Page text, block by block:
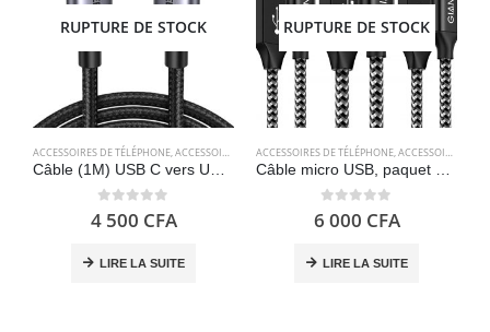
RUPTURE DE STOCK
ACCESSOIRES DE TÉLÉPHONE,ACCESSOIRES POUR ORDINATEUR ,CÂBLES,CÂBLES,
Câble (1M) USB C vers USB C PD Charge Rapide 60W Nylon Tressé – UGREEN
0 out of 5
4 500 CFA
LIRE LA SUITE
RUPTURE DE STOCK
ACCESSOIRES DE TÉLÉPHONE,ACCESSOIRES POUR ORDINATEUR
Câble micro USB, paquet de 3 [2 Mètre] – GIANAC
0 out of 5
6 000 CFA
LIRE LA SUITE